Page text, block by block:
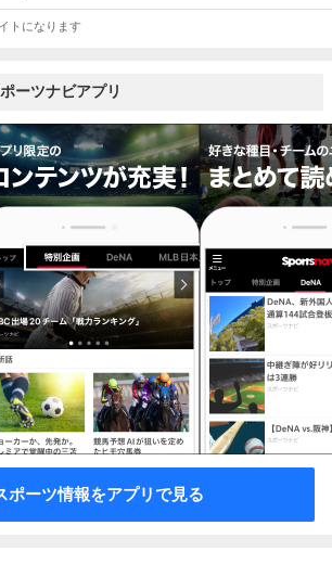
トになります
ーツナビアプリ
ポーツ情報をアプリで見る